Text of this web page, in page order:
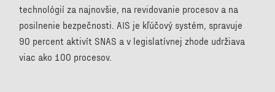
technológií za najnovšie, na revidovanie procesov a na
posilnenie bezpečnosti. AIS je kľúčový systém, spravuje
90 percent aktivít SNAS a v legislatívnej zhode udržiava
viac ako 100 procesov.